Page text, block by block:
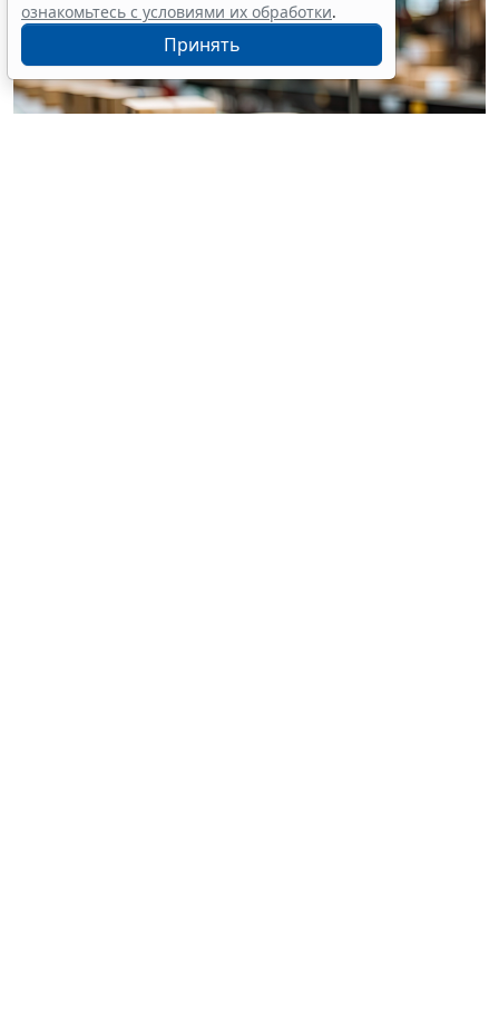
ознакомьтесь с условиями их обработки.
Принять